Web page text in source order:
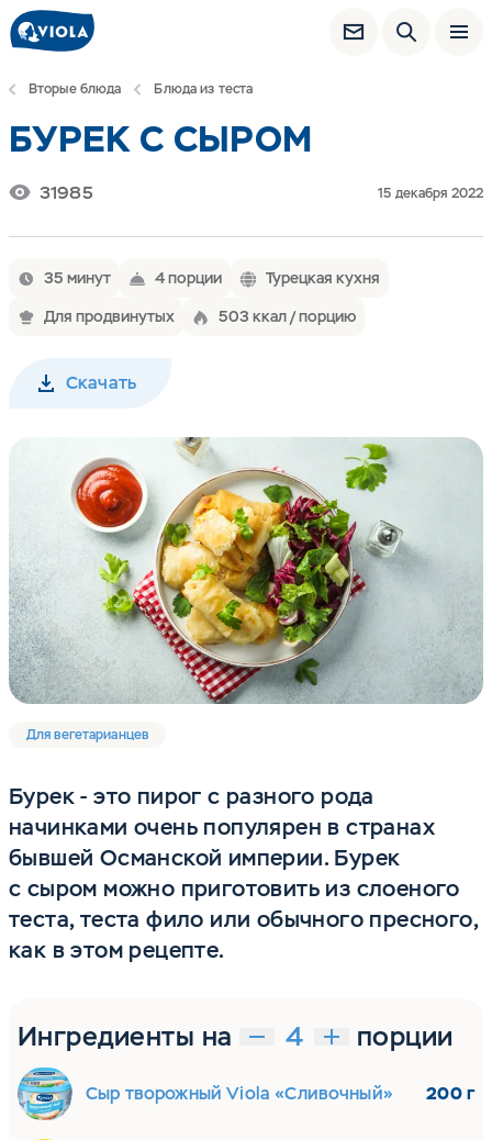
Вторые блюда Блюда из теста
БУРЕК С СЫРОМ
31985 15 декабря 2022
35 минут 4 порции
Турецкая кухня
Для продвинутых
503 ккал / порцию
Скачать
Для вегетарианцев
Бурек - это пирог с разного рода
начинками очень популярен в странах
бывшей Османской империи. Бурек
с сыром можно приготовить из слоеного
теста, теста фило или обычного пресного,
как в этом рецепте.
Ингредиенты на порции
Сыр творожный Viola «Сливочный» 200 г